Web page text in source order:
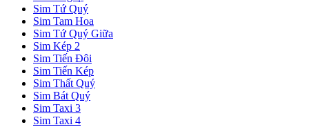
Sim Tứ Quý
Sim Tam Hoa
Sim Tứ Quý Giữa
Sim Kép 2
Sim Tiến Đôi
Sim Tiến Kép
Sim Thất Quý
Sim Bát Quý
Sim Taxi 3
Sim Taxi 4